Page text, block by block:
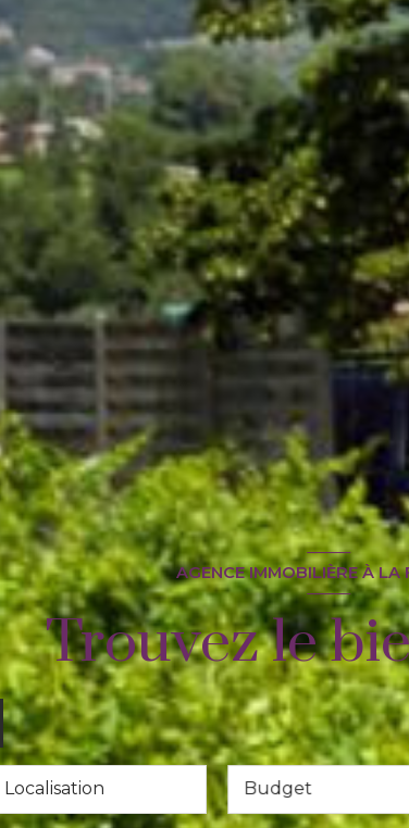
AGENCE IMMOBILIÈRE À LA
Trouvez le
Budget